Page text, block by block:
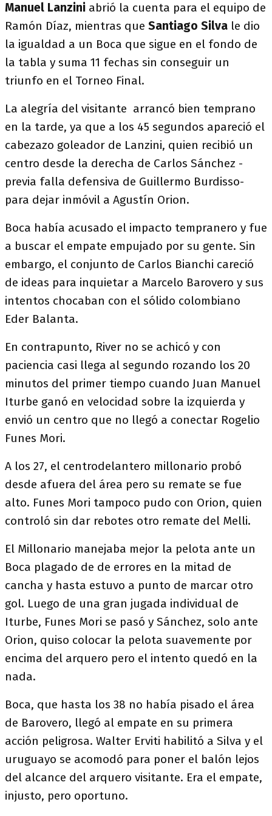
Manuel Lanzini abrió la cuenta para el equipo de
Ramón Díaz, mientras que Santiago Silva le dio
la igualdad a un Boca que sigue en el fondo de
la tabla y suma 11 fechas sin conseguir un
triunfo en el Torneo Final.
La alegría del visitante arrancó bien temprano
en la tarde, ya que a los 45 segundos apareció el
cabezazo goleador de Lanzini, quien recibió un
centro desde la derecha de Carlos Sánchez -
previa falla defensiva de Guillermo Burdisso-
para dejar inmóvil a Agustín Orion.
Boca había acusado el impacto tempranero y fue
a buscar el empate empujado por su gente. Sin
embargo, el conjunto de Carlos Bianchi careció
de ideas para inquietar a Marcelo Barovero y sus
intentos chocaban con el sólido colombiano
Eder Balanta.
En contrapunto, River no se achicó y con
paciencia casi llega al segundo rozando los 20
minutos del primer tiempo cuando Juan Manuel
Iturbe ganó en velocidad sobre la izquierda y
envió un centro que no llegó a conectar Rogelio
Funes Mori.
A los 27, el centrodelantero millonario probó
desde afuera del área pero su remate se fue
alto. Funes Mori tampoco pudo con Orion, quien
controló sin dar rebotes otro remate del Melli.
El Millonario manejaba mejor la pelota ante un
Boca plagado de de errores en la mitad de
cancha y hasta estuvo a punto de marcar otro
gol. Luego de una gran jugada individual de
Iturbe, Funes Mori se pasó y Sánchez, solo ante
Orion, quiso colocar la pelota suavemente por
encima del arquero pero el intento quedó en la
nada.
Boca, que hasta los 38 no había pisado el área
de Barovero, llegó al empate en su primera
acción peligrosa. Walter Erviti habilitó a Silva y el
uruguayo se acomodó para poner el balón lejos
del alcance del arquero visitante. Era el empate,
injusto, pero oportuno.